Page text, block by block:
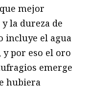
mejor
la dureza de
incluye el agua
y por eso el oro
emerge
hubiera